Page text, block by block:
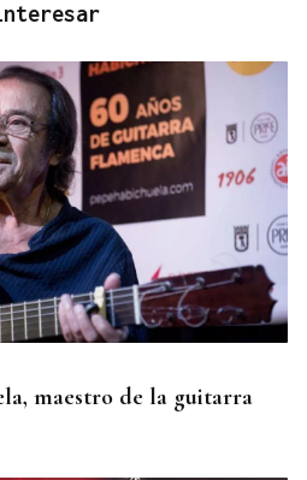
maestro de la guitarra